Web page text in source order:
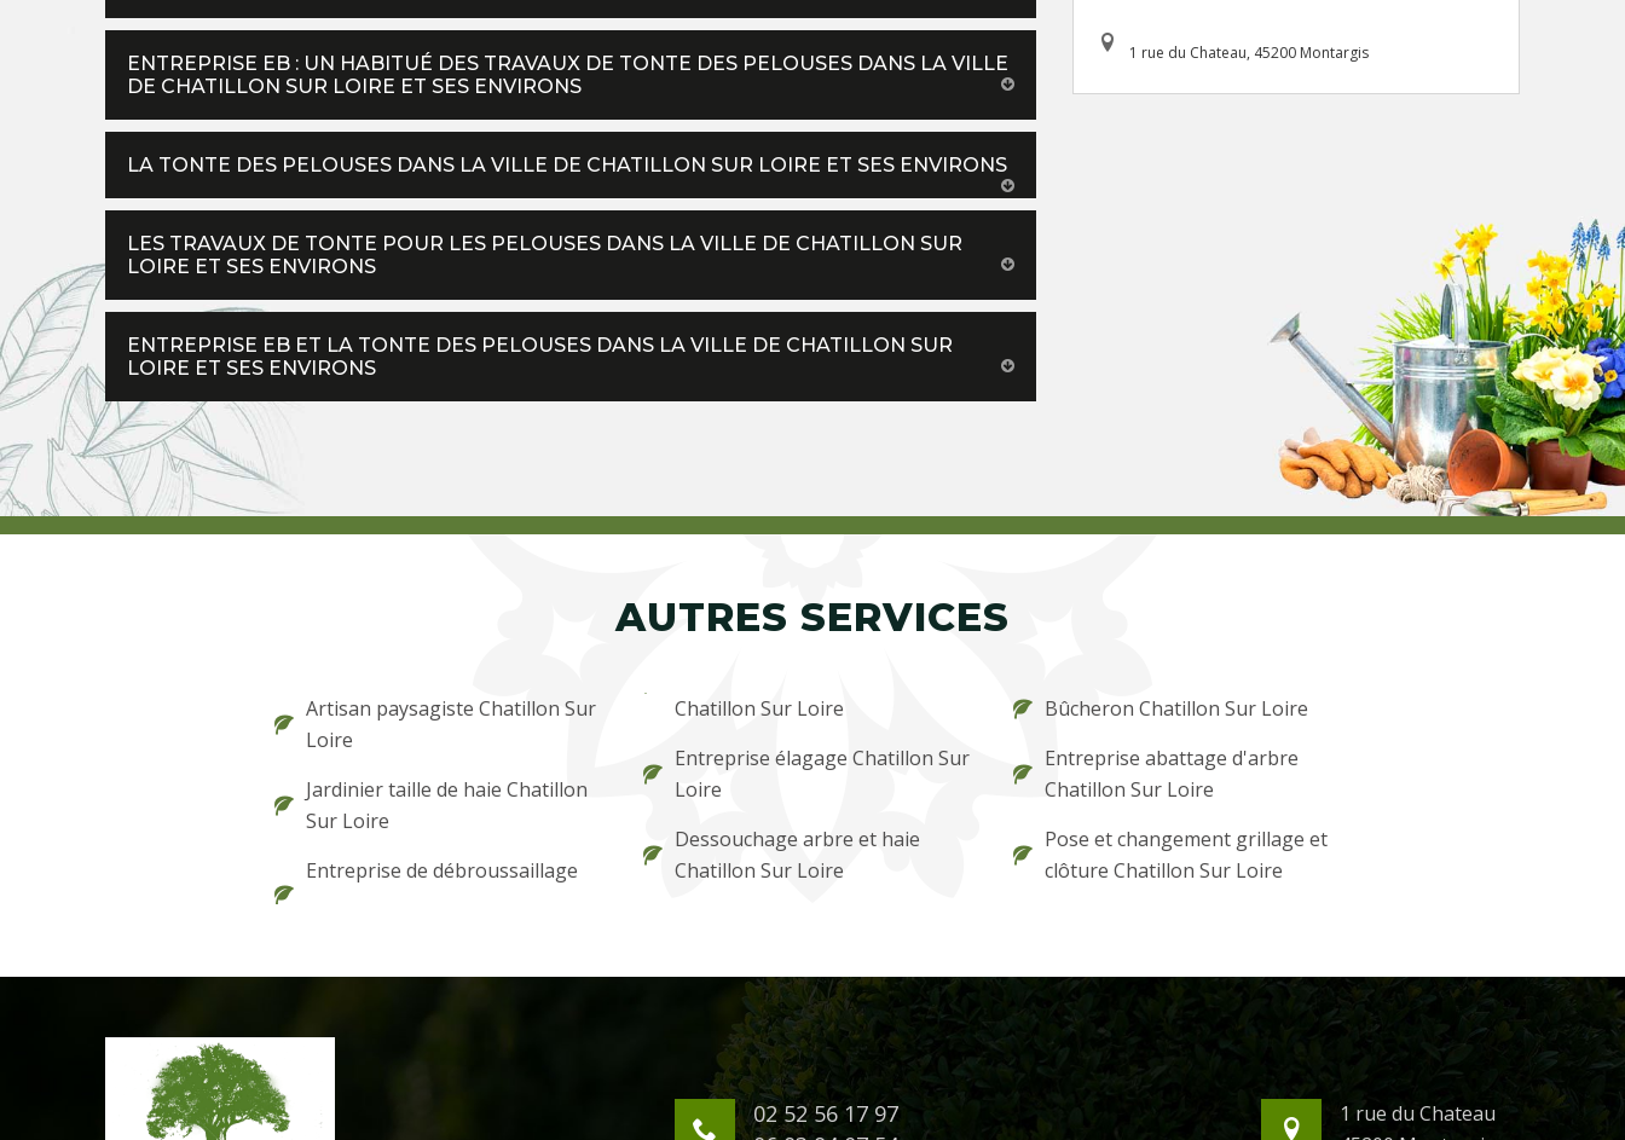
ENTREPRISE EB : UN HABITUÉ DES TRAVAUX DE TONTE DES PELOUSES DANS LA VILLE
DE CHATILLON SUR LOIRE ET SES ENVIRONS
LA TONTE DES PELOUSES DANS LA VILLE DE CHATILLON SUR LOIRE ET SES ENVIRONS
LES TRAVAUX DE TONTE POUR LES PELOUSES DANS LA VILLE DE CHATILLON SUR
LOIRE ET SES ENVIRONS
ENTREPRISE EB ET LA TONTE DES PELOUSES DANS LA VILLE DE CHATILLON SUR
LOIRE ET SES ENVIRONS
1 rue du Chateau, 45200 Montargis
AUTRES SERVICES
Artisan paysagiste Chatillon Sur
Loire
Jardinier taille de haie Chatillon
Sur Loire
Entreprise de débroussaillage
Chatillon Sur Loire
Entreprise élagage Chatillon Sur
Loire
Dessouchage arbre et haie
Chatillon Sur Loire
Bûcheron Chatillon Sur Loire
Entreprise abattage d'arbre
Chatillon Sur Loire
Pose et changement grillage et
clôture Chatillon Sur Loire
02 52 56 17 97
1 rue du Chateau